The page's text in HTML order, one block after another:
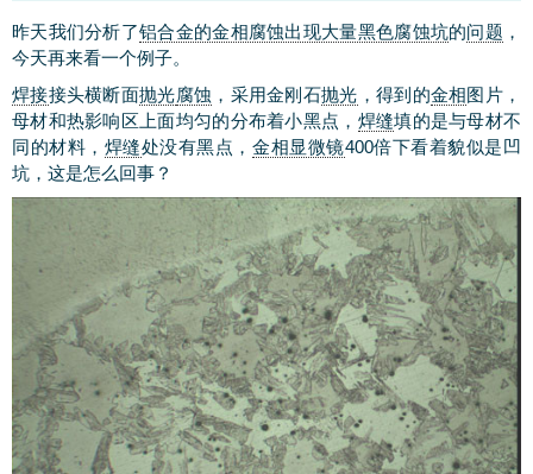
昨天我们分析了铝合金的金相腐蚀出现大量黑色腐蚀坑的问题 ，
今天再来看一个例子。
焊接接头横断面抛光腐蚀 ，采用金刚石抛光 ，得到的金相图片，
母材和热影响区上面均匀的分布着小黑点， 焊缝填的是与母材不
同的材料， 焊缝处没有黑点，金相显微镜400倍下看着貌似是凹
坑，这是怎么回事？